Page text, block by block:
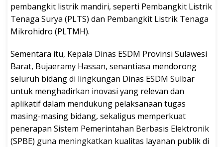
pembangkit listrik mandiri, seperti Pembangkit Listrik
Tenaga Surya (PLTS) dan Pembangkit Listrik Tenaga
Mikrohidro (PLTMH).
Sementara itu, Kepala Dinas ESDM Provinsi Sulawesi
Barat, Bujaeramy Hassan, senantiasa mendorong
seluruh bidang di lingkungan Dinas ESDM Sulbar
untuk menghadirkan inovasi yang relevan dan
aplikatif dalam mendukung pelaksanaan tugas
masing-masing bidang, sekaligus memperkuat
penerapan Sistem Pemerintahan Berbasis Elektronik
(SPBE) guna meningkatkan kualitas layanan publik di